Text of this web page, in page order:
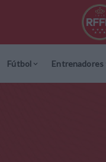
Fútbol Entrenadores